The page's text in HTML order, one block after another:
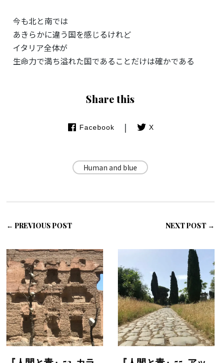
今も北と南では
あきらかに違う国を感じるけれど
イタリア全体が
生命力で満ち溢れた国であることだけは確かである
Share this
Facebook | X
Human and blue
← PREVIOUS POST NEXT POST →